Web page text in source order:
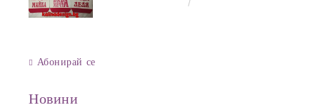
Абонирай се
Новини